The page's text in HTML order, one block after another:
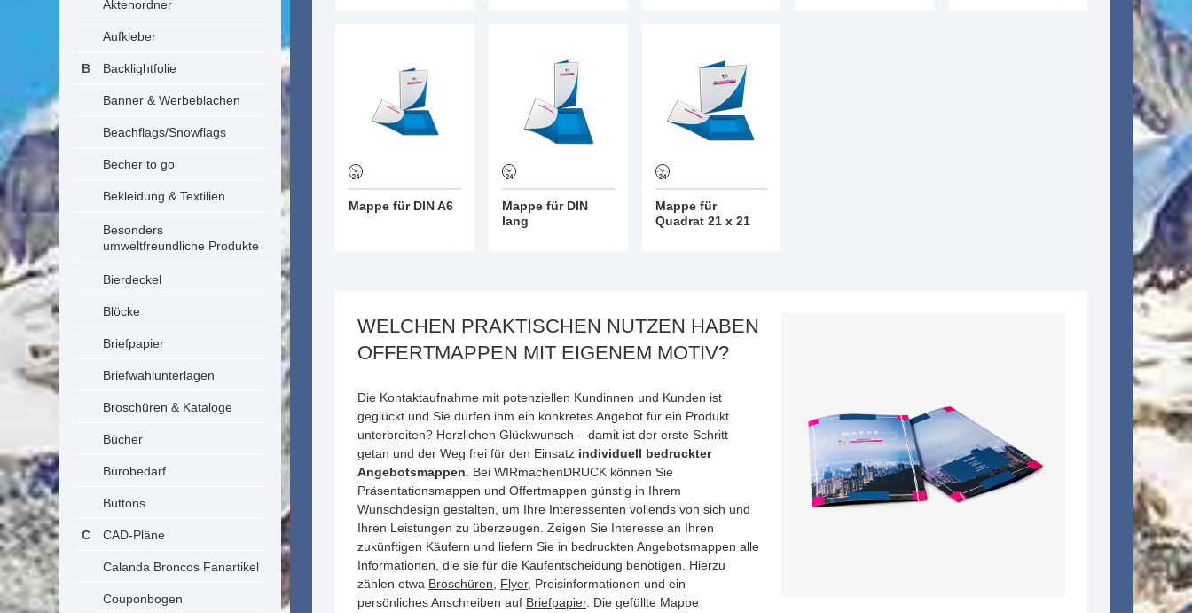
Aktenordner
Aufkleber
Backlightfolie
Banner & Werbeblachen
Beachflags/Snowflags
Becher to go
Bekleidung & Textilien
Besonders
umweltfreundliche Produkte
Bierdeckel
Blöcke
Briefpapier
Briefwahlunterlagen
Broschüren & Kataloge
Bücher
Bürobedarf
Buttons
CAD-Pläne
Calanda Broncos Fanartikel
Couponbogen
Mappe für DIN A6
Mappe für DIN
lang
Mappe für
Quadrat 21 x 21
WELCHEN PRAKTISCHEN NUTZEN HABEN
OFFERTMAPPEN MIT EIGENEM MOTIV?
Die Kontaktaufnahme mit potenziellen Kundinnen und Kunden ist
geglückt und Sie dürfen ihm ein konkretes Angebot für ein Produkt
unterbreiten? Herzlichen Glückwunsch – damit ist der erste Schritt
getan und der Weg frei für den Einsatz individuell bedruckter
Angebotsmappen . Bei WIRmachenDRUCK können Sie
Präsentationsmappen und Offertmappen günstig in Ihrem
Wunschdesign gestalten, um Ihre Interessenten vollends von sich und
Ihren Leistungen zu überzeugen. Zeigen Sie Interesse an Ihren
zukünftigen Käufern und liefern Sie in bedruckten Angebotsmappen alle
Informationen, die sie für die Kaufentscheidung benötigen. Hierzu
zählen etwa Broschüren Flyer, Preisinformationen und ein
persönliches Anschreiben auf Briefpapier. Die gefüllte Mappe